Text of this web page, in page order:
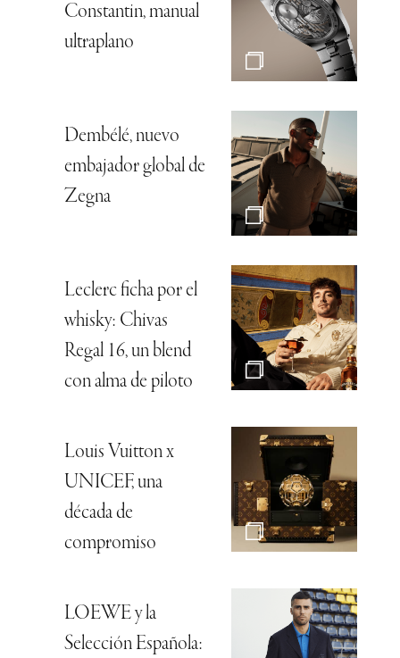
Constantin, manual
ultraplano
Dembélé, nuevo
embajador global de
Zegna
Leclerc ficha por el
whisky: Chivas
Regal 16, un blend
con alma de piloto
Louis Vuitton x
UNICEF, una
década de
compromiso
LOEWE y la
Selección Española: